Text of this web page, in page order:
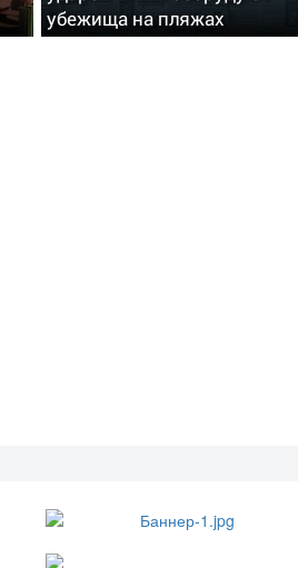
убежища на пляжах